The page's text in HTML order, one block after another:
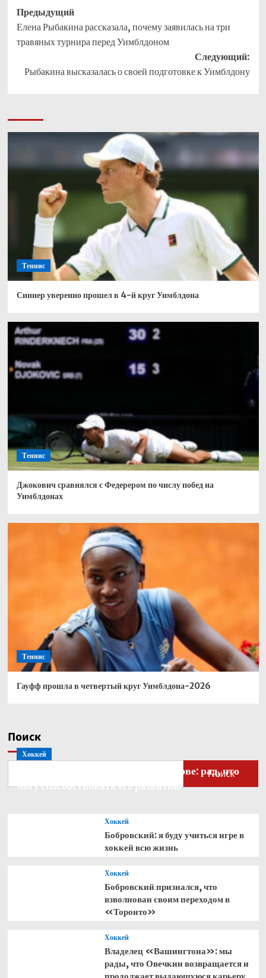
Навигация
записи
Предыдущий
Елена Рыбакина рассказала, почему заявилась на три
травяных турнира перед Уимблдоном
Следующий:
Рыбакина высказалась о своей подготовке к Уимблдону
Теннис
Синнер уверенно прошел в 4-й круг Уимблдона
Теннис
Джокович сравнялся с Федерером по числу побед на
Уимблдонах
Теннис
Гауфф прошла в четвертый круг Уимблдона-2026
Поиск
Поиск
Хоккей
Бобровский — о голкипере Ахтямове: рад, что
могу способствовать его развитию
Хоккей
Бобровский: я буду учиться игре в
хоккей всю жизнь
Хоккей
Бобровский признался, что
взволнован своим переходом в
«Торонто»
Хоккей
Владелец «Вашингтона»: мы
рады, что Овечкин возвращается и
продолжает выдающуюся карьеру